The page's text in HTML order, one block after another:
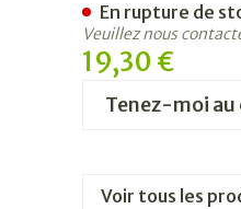
19,30 €
Tenez-moi
En rupture de
Veuillez nous
Voir tous les